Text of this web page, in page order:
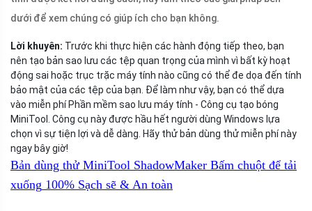
dưới để xem chúng có giúp ích cho bạn không.
Lời khuyên: Trước khi thực hiện các hành động tiếp theo, bạn
nên tạo bản sao lưu các tệp quan trọng của mình vì bất kỳ hoạt
động sai hoặc trục trặc máy tính nào cũng có thể đe dọa đến tính
bảo mật của các tệp của bạn. Để làm như vậy, bạn có thể dựa
vào miễn phí Phần mềm sao lưu máy tính - Công cụ tạo bóng
MiniTool. Công cụ này được hầu hết người dùng Windows lựa
chọn vì sự tiện lợi và dễ dàng. Hãy thử bản dùng thử miễn phí này
ngay bây giờ!
Bản dùng thử MiniTool ShadowMaker Bấm chuột để tải
xuống 100% Sạch sẽ & An toàn